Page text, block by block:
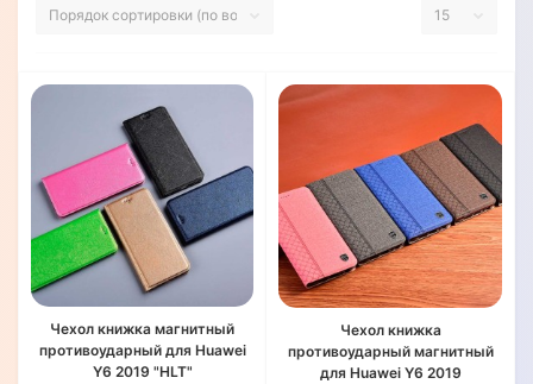
Чехол книжка магнитный
противоударный для Huawei
Y6 2019 "HLT"
Чехол книжка
противоударный магнитный
для Huawei Y6 2019